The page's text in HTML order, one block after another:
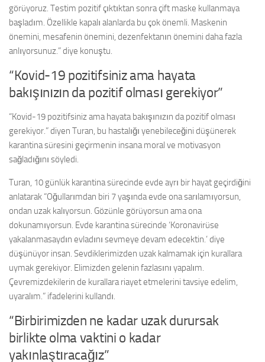
görüyoruz. Testim pozitif çıktıktan sonra çift maske kullanmaya
başladım. Özellikle kapalı alanlarda bu çok önemli. Maskenin
önemini, mesafenin önemini, dezenfektanın önemini daha fazla
anlıyorsunuz.” diye konuştu.
“Kovid-19 pozitifsiniz ama hayata
bakışınızın da pozitif olması gerekiyor”
“Kovid-19 pozitifsiniz ama hayata bakışınızın da pozitif olması
gerekiyor.” diyen Turan, bu hastalığı yenebileceğini düşünerek
karantina süresini geçirmenin insana moral ve motivasyon
sağladığını söyledi.
Turan, 10 günlük karantina sürecinde evde ayrı bir hayat geçirdiğini
anlatarak “Oğullarımdan biri 7 yaşında evde ona sarılamıyorsun,
ondan uzak kalıyorsun. Gözünle görüyorsun ama ona
dokunamıyorsun. Evde karantina sürecinde ‘Koronavirüse
yakalanmasaydın evladını sevmeye devam edecektin.’ diye
düşünüyor insan. Sevdiklerimizden uzak kalmamak için kurallara
uymak gerekiyor. Elimizden gelenin fazlasını yapalım.
Çevremizdekilerin de kurallara riayet etmelerini tavsiye edelim,
uyaralım.” ifadelerini kullandı.
“Birbirimizden ne kadar uzak durursak
birlikte olma vaktini o kadar
yakınlaştıracağız”